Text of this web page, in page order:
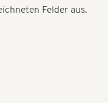
Felder aus.